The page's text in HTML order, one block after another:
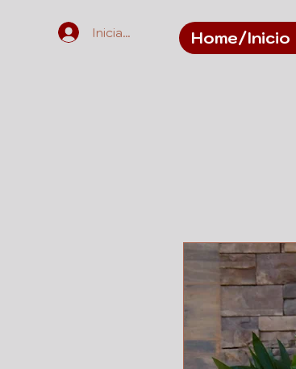
Iniciar sesión Home/Inicio